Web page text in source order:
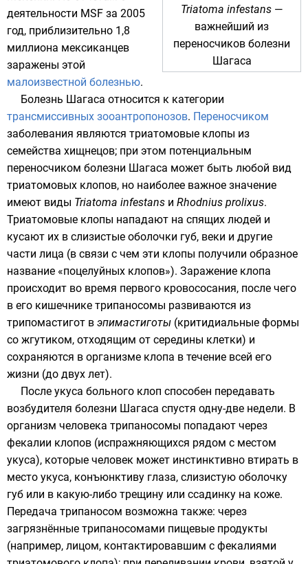
Triatoma infestans —
важнейший из
переносчиков болезни
Шагаса
деятельности MSF за 2005
год, приблизительно 1,8
миллиона мексиканцев
заражены этой
малоизвестной болезнью.
Болезнь Шагаса относится к категории
трансмиссивных зооантропонозов. Переносчиком
заболевания являются триатомовые клопы из
семейства хищнецов; при этом потенциальным
переносчиком болезни Шагаса может быть любой вид
триатомовых клопов, но наиболее важное значение
имеют виды Triatoma infestans и Rhodnius prolixus.
Триатомовые клопы нападают на спящих людей и
кусают их в слизистые оболочки губ, веки и другие
части лица (в связи с чем эти клопы получили образное
название «поцелуйных клопов»). Заражение клопа
происходит во время первого кровососания, после чего
в его кишечнике трипаносомы развиваются из
трипомастигот в эпимастиготы (критидиальные формы
со жгутиком, отходящим от середины клетки) и
сохраняются в организме клопа в течение всей его
жизни (до двух лет).
После укуса больного клоп способен передавать
возбудителя болезни Шагаса спустя одну-две недели. В
организм человека трипаносомы попадают через
фекалии клопов (испражняющихся рядом с местом
укуса), которые человек может инстинктивно втирать в
место укуса, конъюнктиву глаза, слизистую оболочку
губ или в какую-либо трещину или ссадинку на коже.
Передача трипаносом возможна также: через
загрязнённые трипаносомами пищевые продукты
(например, лицом, контактировавшим с фекалиями